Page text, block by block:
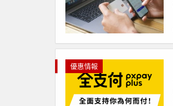
優惠情報